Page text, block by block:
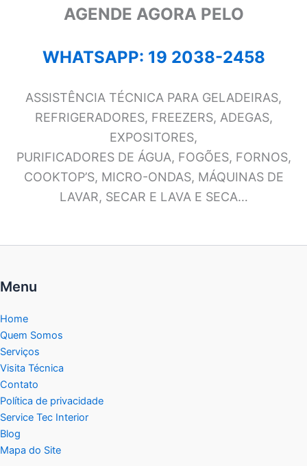
AGENDE AGORA PELO
WHATSAPP: 19 2038-2458
ASSISTÊNCIA TÉCNICA PARA GELADEIRAS,
REFRIGERADORES, FREEZERS, ADEGAS,
EXPOSITORES,
PURIFICADORES DE ÁGUA, FOGÕES, FORNOS,
COOKTOP’S, MICRO-ONDAS, MÁQUINAS DE
LAVAR, SECAR E LAVA E SECA…
Menu
Home
Quem Somos
Serviços
Visita Técnica
Contato
Política de privacidade
Service Tec Interior
Blog
Mapa do Site